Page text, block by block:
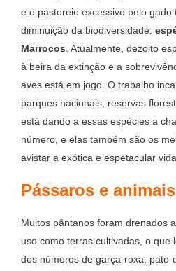
e o pastoreio excessivo pelo
diminuição da biodiversidade.
Marrocos . Atualmente, dezoito
à beira da extinção e a
aves está em jogo. O trabalho
parques nacionais, reservas
está dando a essas espécies a
número, e elas também são os
avistar a exótica e espetacular
Pássaros e animais
Muitos pântanos foram drenados
uso como terras cultivadas, o que
dos números de garça-roxa, pato-